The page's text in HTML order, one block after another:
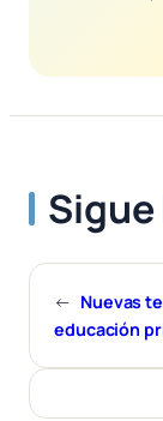
← Nuevas
educación